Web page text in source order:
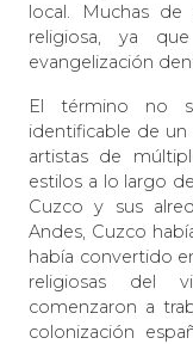
local. Muchas de
religiosa, ya
evangelización
El término no
identificable de
artistas de
estilos a lo largo
Cuzco y sus
Andes, Cuzco
había convertido
religiosas del
comenzaron a
colonización